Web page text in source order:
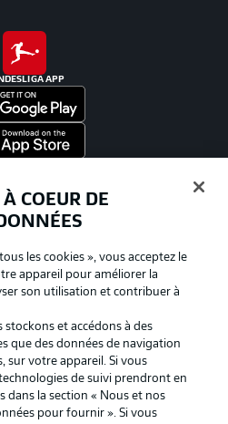
APP
Conditions d’utilisation des
COEUR DE
les cookies », vous acceptez le
appareil pour améliorer la
son utilisation et contribuer à
stockons et accédons à des
que des données de navigation
sur votre appareil. Si vous
de suivi prendront en
dans la section « Nous et nos
pour fournir ». Si vous